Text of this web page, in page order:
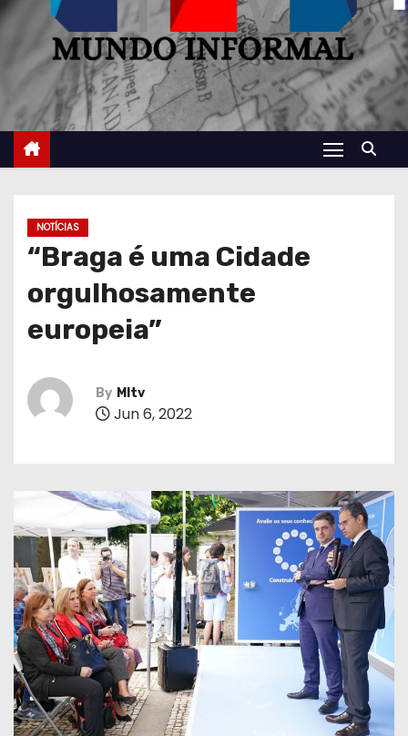
NOTÍCIAS
“Braga é uma Cidade
orgulhosamente
europeia”
By MItv
Jun 6, 2022